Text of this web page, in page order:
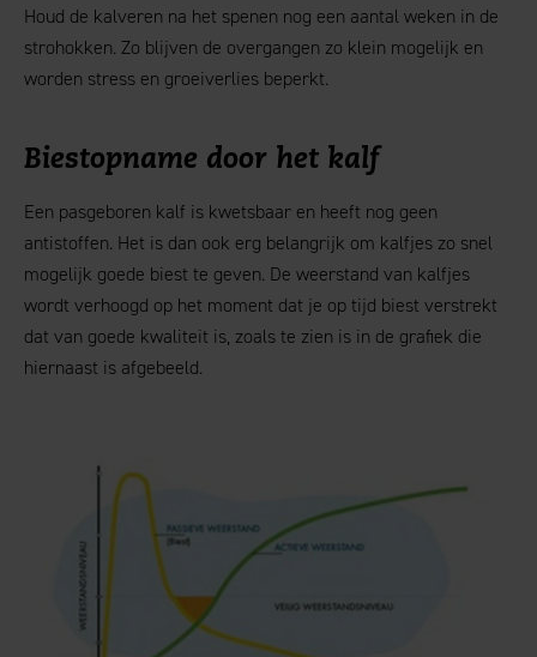
Houd de kalveren na het spenen nog een aantal weken in de
strohokken. Zo blijven de overgangen zo klein mogelijk en
worden stress en groeiverlies beperkt.
Biestopname door het kalf
Een pasgeboren kalf is kwetsbaar en heeft nog geen
antistoffen. Het is dan ook erg belangrijk om kalfjes zo snel
mogelijk goede biest te geven. De weerstand van kalfjes
wordt verhoogd op het moment dat je op tijd biest verstrekt
dat van goede kwaliteit is, zoals te zien is in de grafiek die
hiernaast is afgebeeld.